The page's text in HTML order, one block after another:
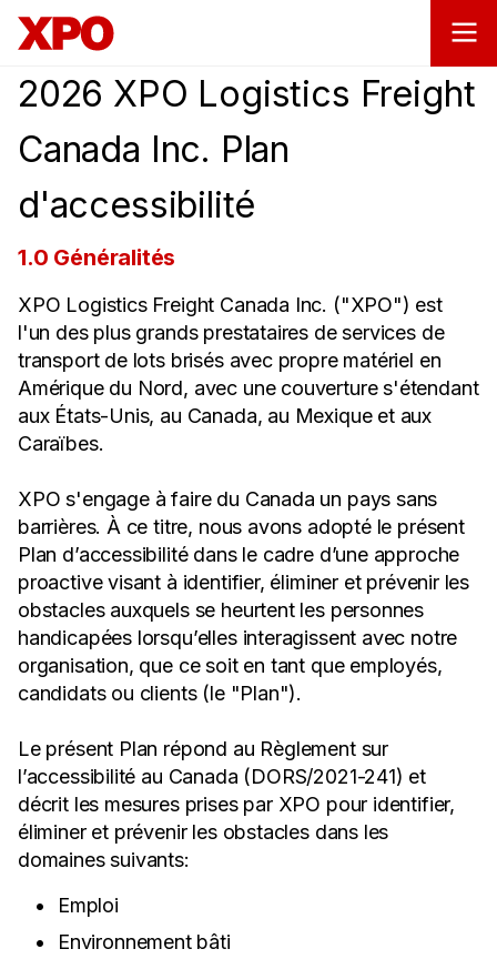
2026 XPO Logistics Freight
Canada Inc. Plan
d'accessibilité
1.0 Généralités
XPO Logistics Freight Canada Inc. ("XPO") est
l'un des plus grands prestataires de services de
transport de lots brisés avec propre matériel en
Amérique du Nord, avec une couverture s'étendant
aux États-Unis, au Canada, au Mexique et aux
Caraïbes.
XPO s'engage à faire du Canada un pays sans
barrières. À ce titre, nous avons adopté le présent
Plan d’accessibilité dans le cadre d’une approche
proactive visant à identifier, éliminer et prévenir les
obstacles auxquels se heurtent les personnes
handicapées lorsqu’elles interagissent avec notre
organisation, que ce soit en tant que employés,
candidats ou clients (le "Plan").
Le présent Plan répond au Règlement sur
l’accessibilité au Canada (DORS/2021-241) et
décrit les mesures prises par XPO pour identifier,
éliminer et prévenir les obstacles dans les
domaines suivants:
Emploi
Environnement bâti